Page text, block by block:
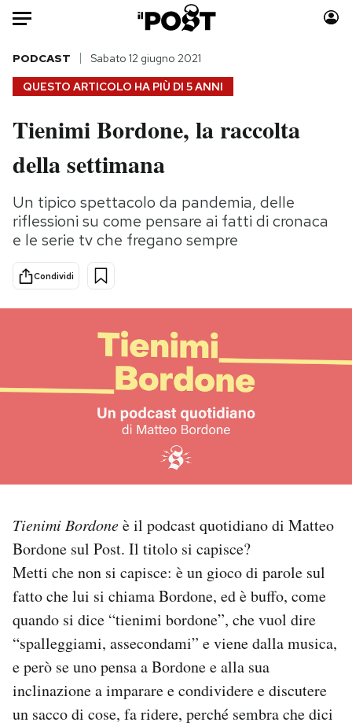
Auto
HOME
Italia
Politica
Tecnologia
Internet
Scienza
Cultura
Economia
Moda
Storie/Idee
Ok Boomer!
Media
I MIEI PREFERITI
CALENDARIO
AREA PERSONALE
Area Personale
Newsletter
Notifiche mobile
QUESTO ARTICOLO HA PIÙ DI 5 ANNI
PODCAST Sabato 12 giugno 2021
Tienimi Bordone, la raccolta
della settimana
Un tipico spettacolo da pandemia, delle
riflessioni su come pensare ai fatti di cronaca
e le serie tv che fregano sempre
Condividi
Tienimi Bordoneè il podcast quotidiano di Matteo
Bordone sul Post. Il titolo si capisce?
Metti che non si capisce: è un gioco di parole sul
fatto che lui si chiama Bordone, ed è buffo, come
quando si dice “tienimi bordone”, che vuol dire
“spalleggiami, assecondami” e viene dalla musica,
e però se uno pensa a Bordone e alla sua
inclinazione a imparare e condividere e discutere
un sacco di cose, fa ridere, perché sembra che dici